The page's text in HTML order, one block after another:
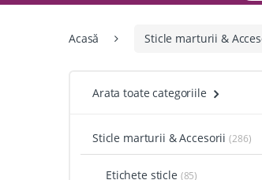
Acasă Sticle marturii &
Arata toate categoriile
Sticle marturii & Accesorii (286)
Etichete sticle (85)